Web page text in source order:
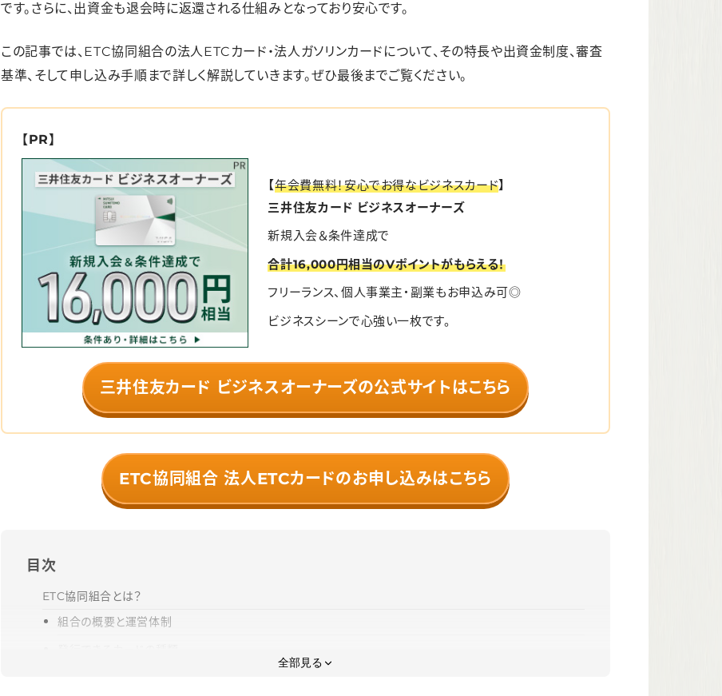
です。さらに、出資金も退会時に返還される仕組みとなっており安心です。
この記事では、ETC協同組合の法人ETCカード・法人ガソリンカードについて、その特長や出資金制度、審査
基準、そして申し込み手順まで詳しく解説していきます。ぜひ最後までご覧ください。
【PR】
【年会費無料！安心でお得なビジネスカード】
三井住友カード ビジネスオーナーズ
新規入会＆条件達成で
合計16,000円相当のVポイントがもらえる！
フリーランス、個人事業主・副業もお申込み可◎
ビジネスシーンで心強い一枚です。
三井住友カード ビジネスオーナーズの公式サイトはこちら
ETC協同組合 法人ETCカードのお申し込みはこちら
目次
ETC協同組合とは？
組合の概要と運営体制
全部見る